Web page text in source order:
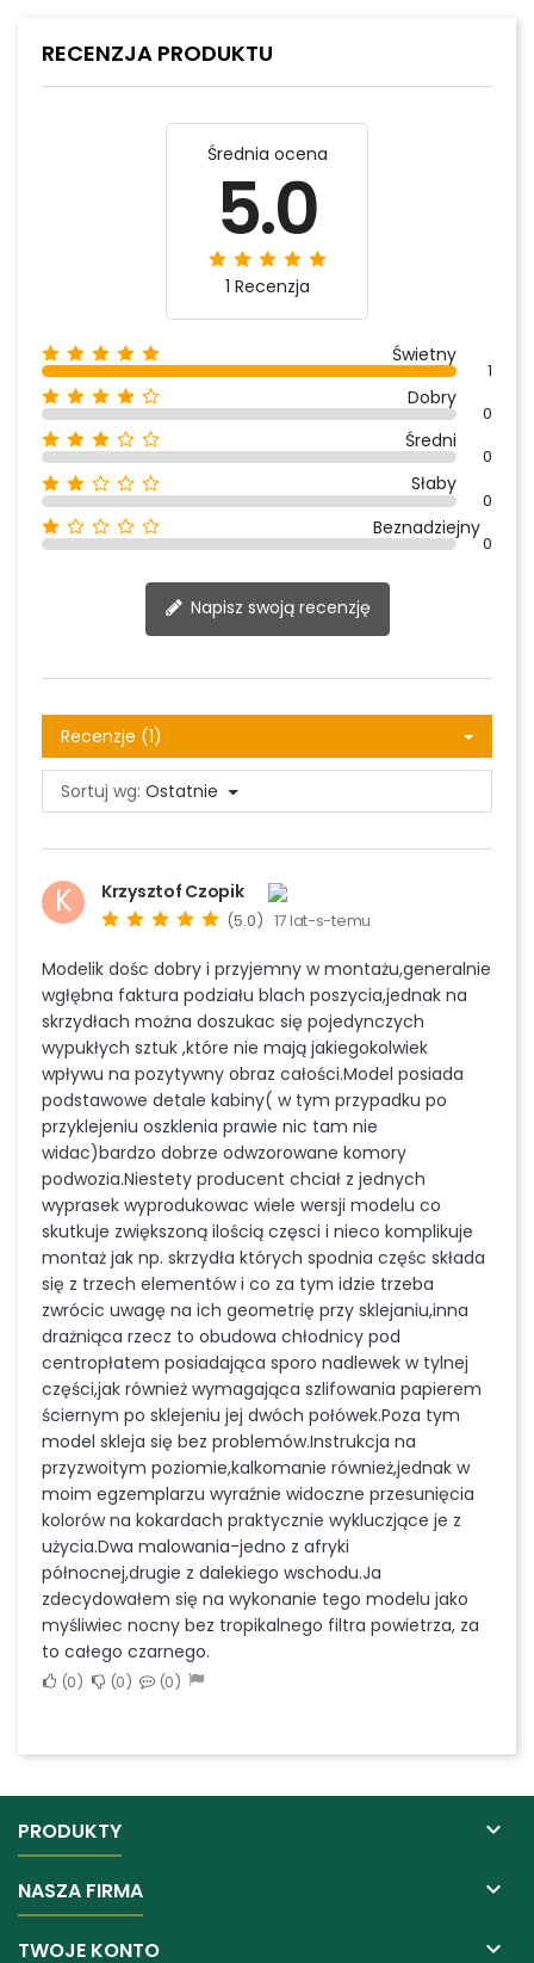
RECENZJA PRODUKTU
Średnia ocena
5.0
1 Recenzja
Świetny
1
Dobry
0
Średni
0
Słaby
0
Beznadziejny
0
Napisz swoją recenzję
Recenzje (1)
Sortuj wg: Ostatnie
K Krzysztof Czopik
(5.0) 17 lat-s-temu
Modelik dośc dobry i przyjemny w montażu,generalnie
wgłębna faktura podziału blach poszycia,jednak na
skrzydłach można doszukac się pojedynczych
wypukłych sztuk ,które nie mają jakiegokolwiek
wpływu na pozytywny obraz całości.Model posiada
podstawowe detale kabiny( w tym przypadku po
przyklejeniu oszklenia prawie nic tam nie
widac)bardzo dobrze odwzorowane komory
podwozia.Niestety producent chciał z jednych
wyprasek wyprodukowac wiele wersji modelu co
skutkuje zwiększoną ilością częsci i nieco komplikuje
montaż jak np. skrzydła których spodnia częśc składa
się z trzech elementów i co za tym idzie trzeba
zwrócic uwagę na ich geometrię przy sklejaniu,inna
drażniąca rzecz to obudowa chłodnicy pod
centropłatem posiadająca sporo nadlewek w tylnej
części,jak również wymagająca szlifowania papierem
ściernym po sklejeniu jej dwóch połówek.Poza tym
model skleja się bez problemów.Instrukcja na
przyzwoitym poziomie,kalkomanie również,jednak w
moim egzemplarzu wyraźnie widoczne przesunięcia
kolorów na kokardach praktycznie wykluczjące je z
użycia.Dwa malowania-jedno z afryki
północnej,drugie z dalekiego wschodu.Ja
zdecydowałem się na wykonanie tego modelu jako
myśliwiec nocny bez tropikalnego filtra powietrza, za
to całego czarnego.
0 0 0
PRODUKTY 
NASZA FIRMA 
TWOJE KONTO 